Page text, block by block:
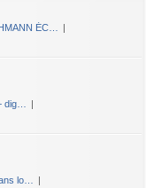
ÉC…
dig…
lo…